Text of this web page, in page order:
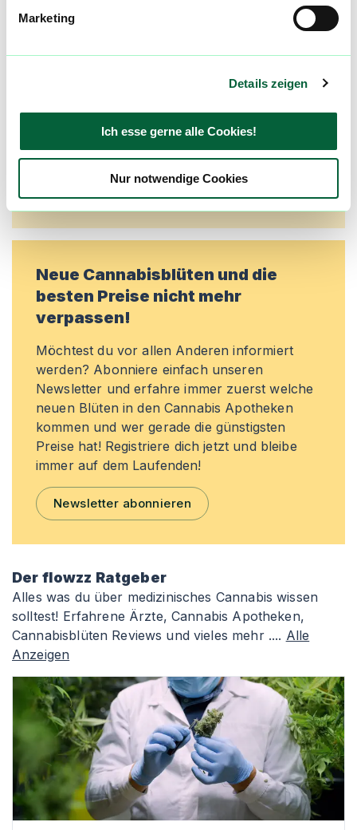
Marketing
Details zeigen
Ich esse gerne alle Cookies!
Nur notwendige Cookies
aktualisiert! Hilf uns mit Deinen Kommentaren
machen. Melde dich an, um dir deine
Lieblingsblüten zu merken, rechtzeitig über
Preisreduktionen informiert zu werden und
exklusive Angebote zu erhalten!
Jetzt registrieren
Neue Cannabisblüten und die
besten Preise nicht mehr
verpassen!
Möchtest du vor allen Anderen informiert
werden? Abonniere einfach unseren
Newsletter und erfahre immer zuerst welche
neuen Blüten in den Cannabis Apotheken
kommen und wer gerade die günstigsten
Preise hat! Registriere dich jetzt und bleibe
immer auf dem Laufenden!
Newsletter abonnieren
Der flowzz Ratgeber
Alles was du über medizinisches Cannabis wissen
solltest! Erfahrene Ärzte, Cannabis Apotheken,
Cannabisblüten Reviews und vieles mehr .... Alle
Anzeigen